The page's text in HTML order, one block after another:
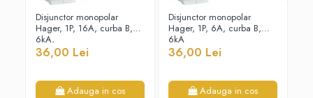
AFDD – Dispozitive de detectare a
defectului de arc electric
Cabluri electrice
Disjunctor monopolar
Hager, 1P, 16A, curba B,
6kA,
36,00 Lei
Adauga in cos
Disjunctor monopolar
Hager, 1P, 6A, curba B,
6kA
36,00 Lei
Adauga in cos